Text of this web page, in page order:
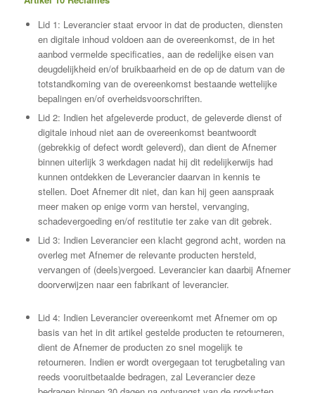
Lid 1: Leverancier staat ervoor in dat de producten, diensten
en digitale inhoud voldoen aan de overeenkomst, de in het
aanbod vermelde specificaties, aan de redelijke eisen van
deugdelijkheid en/of bruikbaarheid en de op de datum van de
totstandkoming van de overeenkomst bestaande wettelijke
bepalingen en/of overheidsvoorschriften.
Lid 2: Indien het afgeleverde product, de geleverde dienst of
digitale inhoud niet aan de overeenkomst beantwoordt
(gebrekkig of defect wordt geleverd), dan dient de Afnemer
binnen uiterlijk 3 werkdagen nadat hij dit redelijkerwijs had
kunnen ontdekken de Leverancier daarvan in kennis te
stellen. Doet Afnemer dit niet, dan kan hij geen aanspraak
meer maken op enige vorm van herstel, vervanging,
schadevergoeding en/of restitutie ter zake van dit gebrek.
Lid 3: Indien Leverancier een klacht gegrond acht, worden na
overleg met Afnemer de relevante producten hersteld,
vervangen of (deels)vergoed. Leverancier kan daarbij Afnemer
doorverwijzen naar een fabrikant of leverancier.
Lid 4: Indien Leverancier overeenkomt met Afnemer om op
basis van het in dit artikel gestelde producten te retourneren,
dient de Afnemer de producten zo snel mogelijk te
retourneren. Indien er wordt overgegaan tot terugbetaling van
reeds vooruitbetaalde bedragen, zal Leverancier deze